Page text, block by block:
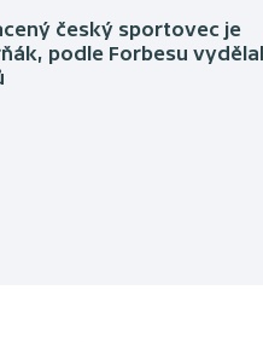
český sportovec je
podle Forbesu vydělal